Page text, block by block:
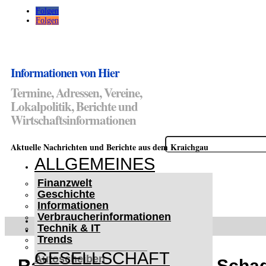
Folgen
Folgen
Informationen von Hier
Termine, Adressen, Vereine,
Lokalpolitik, Berichte und
Wirtschaftsinformationen
Suchen
nach:
Aktuelle Nachrichten und Berichte aus dem Kraichgau
ALLGEMEINES
Finanzwelt
Geschichte
Informationen
Verbraucherinformationen
Technik & IT
Trends
GESELLSCHAFT
WETTERWARNUNGEN
WINTER IM KRAICHGAU
Lifehacks für vereiste
Autoscheiben